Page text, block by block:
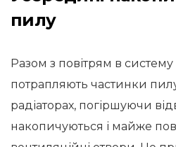
пилу
Разом з повітрям в
потрапляють частинки
радіаторах, погіршуючи
накопичуються і майже